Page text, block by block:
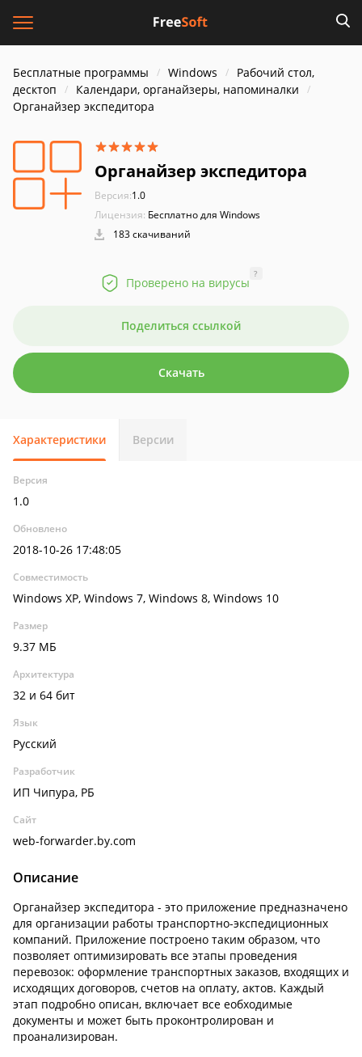
Бесплатные программы Windows
Рабочий стол,
десктоп
Календари, органайзеры, напоминалки
Органайзер экспедитора
Органайзер экспедитора
Версия:1.0
Лицензия: Бесплатно для Windows
183 скачиваний
Проверено на вирусы
?
Поделиться ссылкой
Скачать
Характеристики Версии
Версия
1.0
Обновлено
2018-10-26 17:48:05
Совместимость
Windows XP, Windows 7, Windows 8, Windows 10
Размер
9.37 МБ
Архитектура
32 и 64 бит
Язык
Русский
Разработчик
ИП Чипура, РБ
Сайт
web-forwarder.by.com
Описание
Органайзер экспедитора - это приложение предназначено
для организации работы транспортно-экспедиционных
компаний. Приложение построено таким образом, что
позволяет оптимизировать все этапы проведения
перевозок: оформление транспортных заказов, входящих и
исходящих договоров, счетов на оплату, актов. Каждый
этап подробно описан, включает все еобходимые
документы и может быть проконтролирован и
проанализирован.